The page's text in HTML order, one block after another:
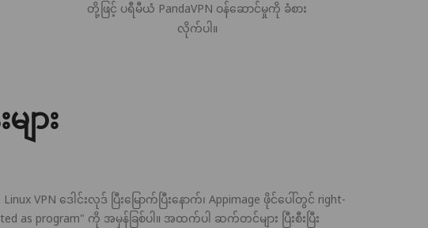
တို့ဖြင့် ပရီမီယံ PandaVPN ဝန်ဆောင်မှုကို ခံစား
လိုက်ပါ။
ျား
ဒေါင်းလုဒ် ပြီးမြောက်ပြီးနောက်၊ Appimage ဖိုင်ပေါ်တွင် right-
as program" ကို အမှန်ခြစ်ပါ။ အထက်ပါ ဆက်တင်များ ပြီးစီးပြီး